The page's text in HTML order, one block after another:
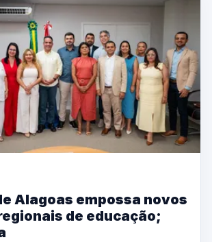
Alagoas empossa novos
de educação;